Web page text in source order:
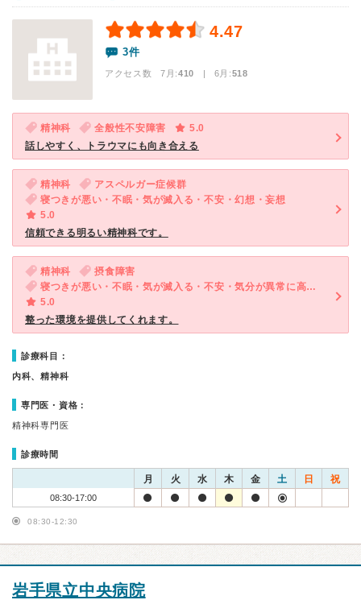
4.47
3件
アクセス数 7月:410 | 6月:518
精神科 全般性不安障害
5.0
話しやすく、トラウマにも向き合える
精神科
アスペルガー症候群
寝つきが悪い・不眠・気が滅入る・不安・幻想・妄想
5.0
信頼できる明るい精神科です。
精神科
摂食障害
寝つきが悪い・不眠・気が滅入る・不安・気分が異常に高揚している
5.0
整った環境を提供してくれます。
診療科目：
内科、精神科
専門医・資格：
精神科専門医
診療時間
月 火 水 木 金 土 日 祝
08:30-17:00
08:30-12:30
岩手県立中央病院